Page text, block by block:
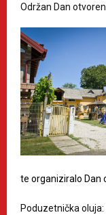
Održan Dan
te organiziralo Dan
Poduzetnička